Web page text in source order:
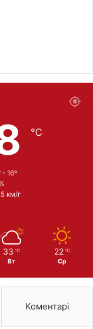
℃
- 16º
км/г
33 ℃
Вт
22 ℃
Ср
Коментарі